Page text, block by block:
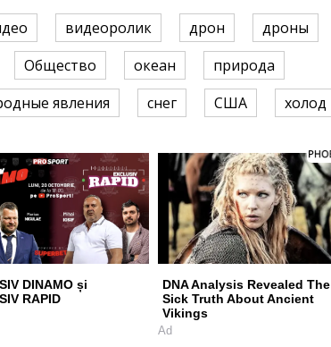
видеоролик дрон
дроны
Общество океан
природа
явления снег США холод
DINAMO și
RAPID
DNA Analysis Revealed The
Sick Truth About Ancient
Vikings
Ad